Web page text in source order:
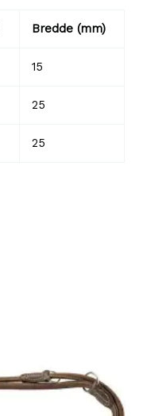
Bredde (mm)
15
25
25